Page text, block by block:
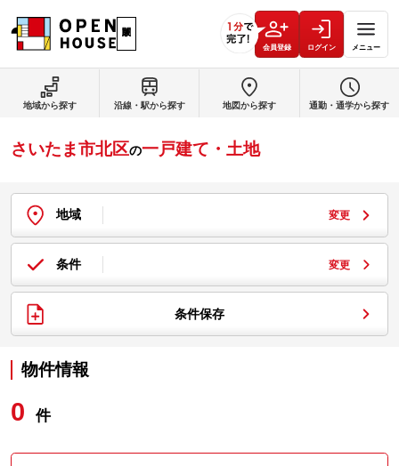
会員登録 ログイン メニュー
さいたま市北区の一戸建て・土地
地域 変更
条件 変更
条件保存
物件情報
0 件
地域から探す 沿線・駅から探す 地図から探す 通勤・通学から探す